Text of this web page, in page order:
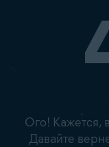
Ого! Кажется,
Давайте